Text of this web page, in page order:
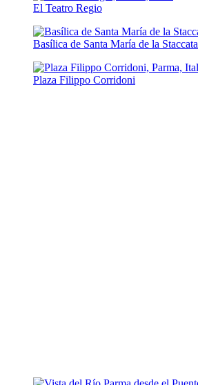
El Teatro Regio
Basílica de Santa María de la Staccata
Plaza Filippo Corridoni